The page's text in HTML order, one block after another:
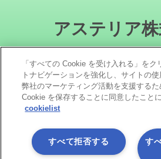
アステリア
ソーシャルメデ
「すべての Cookie を受け入れる」をク
トナビゲーションを強化し、サイトの使
弊社のマーケティング活動を支援する
Cookie を保存することに同意したこと
cookielist
す
すべて拒否する